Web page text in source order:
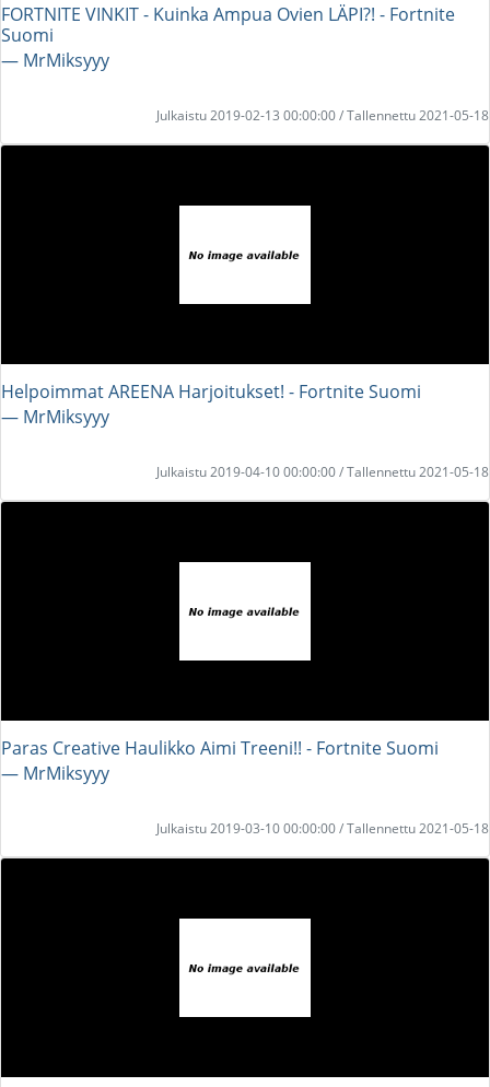
FORTNITE VINKIT - Kuinka Ampua Ovien LÄPI?! - Fortnite
Suomi
― MrMiksyyy
Julkaistu 2019-02-13 00:00:00 / Tallennettu 2021-05-18
Helpoimmat AREENA Harjoitukset! - Fortnite Suomi
― MrMiksyyy
Julkaistu 2019-04-10 00:00:00 / Tallennettu 2021-05-18
Paras Creative Haulikko Aimi Treeni!! - Fortnite Suomi
― MrMiksyyy
Julkaistu 2019-03-10 00:00:00 / Tallennettu 2021-05-18